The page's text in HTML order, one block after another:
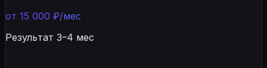
от 15 000 ₽/мес
Результат 3–4 мес